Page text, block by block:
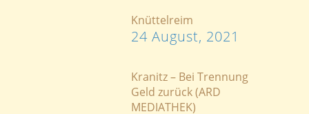
Knüttelreim
24 August, 2021
Kranitz – Bei Trennung
Geld zurück (ARD
MEDIATHEK)